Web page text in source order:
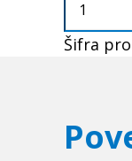
Li
Šifra